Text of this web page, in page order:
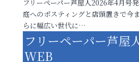
フリーペーパー芦屋人2026年4月号
庭へのポスティングと店頭置きで今
らに幅広い世代に…
フリーペーパー芦屋
WEB